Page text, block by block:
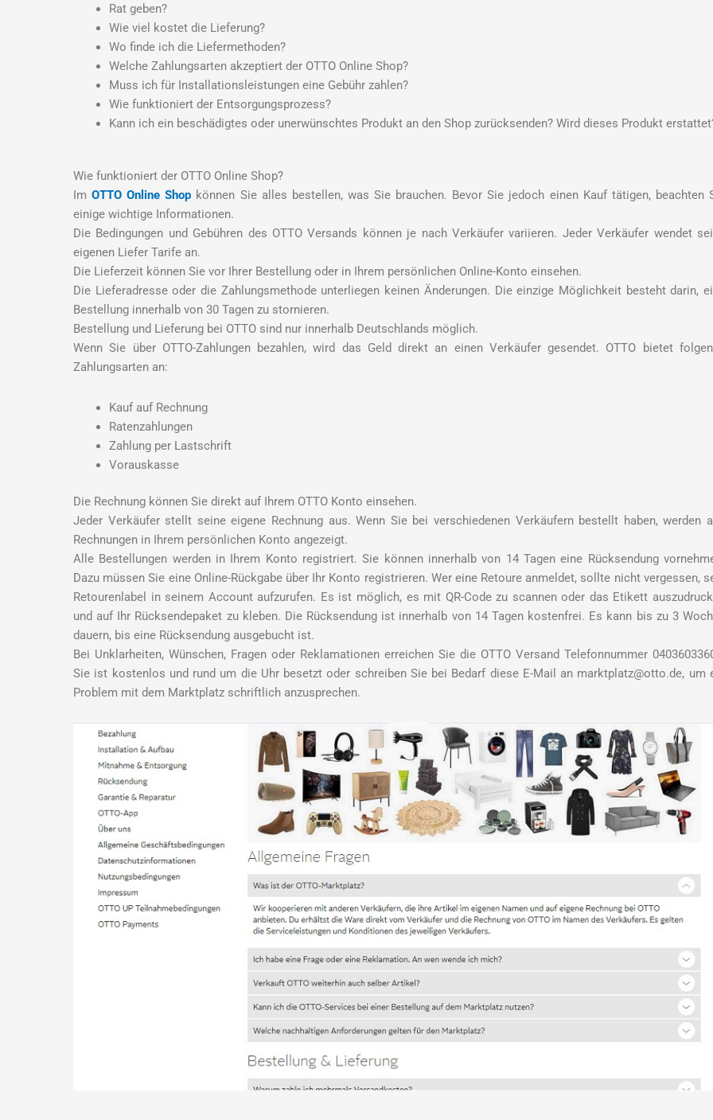
Rat geben?
Wie viel kostet die Lieferung?
Wo finde ich die Liefermethoden?
Welche Zahlungsarten akzeptiert der OTTO Online Shop?
Muss ich für Installationsleistungen eine Gebühr zahlen?
Wie funktioniert der Entsorgungsprozess?
Kann ich ein beschädigtes oder unerwünschtes Produkt an den Shop zurücksenden? Wird dieses Produkt
Wie funktioniert der OTTO Online Shop?
ImOTTO Online Shop können Sie alles bestellen, was Sie brauchen. Bevor Sie jedoch einen Kauf tätigen, beachten
einige wichtige Informationen.
Die Bedingungen und Gebühren des OTTO Versands können je nach Verkäufer variieren. Jeder Verkäufer wendet
eigenen Liefer Tarife an.
Die Lieferzeit können Sie vor Ihrer Bestellung oder in Ihrem persönlichen Online-Konto einsehen.
Die Lieferadresse oder die Zahlungsmethode unterliegen keinen Änderungen. Die einzige Möglichkeit besteht darin,
Bestellung innerhalb von 30 Tagen zu stornieren.
Bestellung und Lieferung bei OTTO sind nur innerhalb Deutschlands möglich.
Wenn Sie über OTTO-Zahlungen bezahlen, wird das Geld direkt an einen Verkäufer gesendet. OTTO bietet
Zahlungsarten an:
Kauf auf Rechnung
Ratenzahlungen
Zahlung per Lastschrift
Vorauskasse
Die Rechnung können Sie direkt auf Ihrem OTTO Konto einsehen.
Jeder Verkäufer stellt seine eigene Rechnung aus. Wenn Sie bei verschiedenen Verkäufern bestellt haben, werden
Rechnungen in Ihrem persönlichen Konto angezeigt.
Alle Bestellungen werden in Ihrem Konto registriert. Sie können innerhalb von 14 Tagen eine Rücksendung
Dazu müssen Sie eine Online-Rückgabe über Ihr Konto registrieren. Wer eine Retoure anmeldet, sollte nicht vergessen,
Retourenlabel in seinem Account aufzurufen. Es ist möglich, es mit QR-Code zu scannen oder das Etikett
und auf Ihr Rücksendepaket zu kleben. Die Rücksendung ist innerhalb von 14 Tagen kostenfrei. Es kann bis zu 3
dauern, bis eine Rücksendung ausgebucht ist.
Bei Unklarheiten, Wünschen, Fragen oder Reklamationen erreichen Sie die OTTO Versand Telefonnummer
Sie ist kostenlos und rund um die Uhr besetzt oder schreiben Sie bei Bedarf diese E-Mail an marktplatz@otto.de, um
Problem mit dem Marktplatz schriftlich anzusprechen.